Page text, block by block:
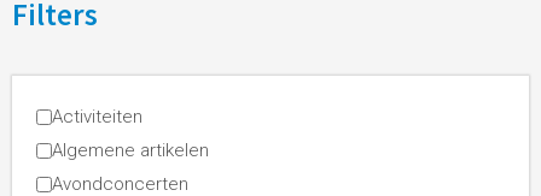
Filters
Activiteiten
Algemene artikelen
Avondconcerten